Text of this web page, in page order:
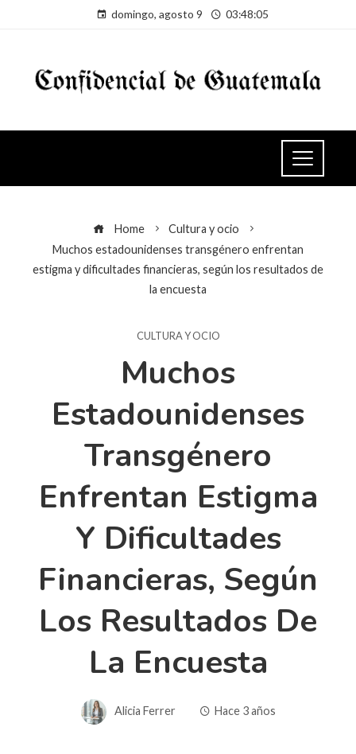
domingo, agosto 9 03:48:05
Home
Cultura y ocio
Muchos estadounidenses transgénero enfrentan
estigma y dificultades financieras, según los resultados de
la encuesta
CULTURA Y OCIO
Muchos
Estadounidenses
Transgénero
Enfrentan Estigma
Y Dificultades
Financieras, Según
Los Resultados De
La Encuesta
Alicia Ferrer Hace 3 años